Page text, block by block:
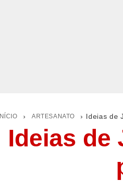
INÍCIO › ARTESANATO › Ideias de
Ideias de